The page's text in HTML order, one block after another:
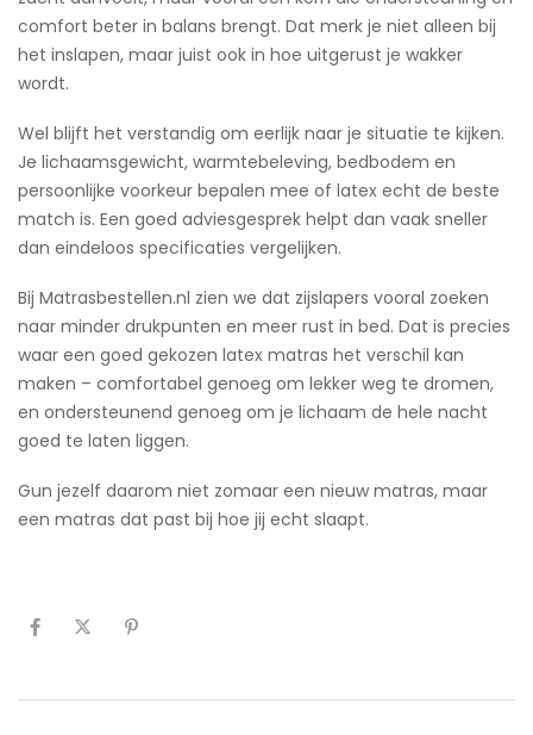
comfort beter in balans brengt. Dat merk je niet alleen bij
het inslapen, maar juist ook in hoe uitgerust je wakker
wordt.
Wel blijft het verstandig om eerlijk naar je situatie te kijken.
Je lichaamsgewicht, warmtebeleving, bedbodem en
persoonlijke voorkeur bepalen mee of latex echt de beste
match is. Een goed adviesgesprek helpt dan vaak sneller
dan eindeloos specificaties vergelijken.
Bij Matrasbestellen.nl zien we dat zijslapers vooral zoeken
naar minder drukpunten en meer rust in bed. Dat is precies
waar een goed gekozen latex matras het verschil kan
maken – comfortabel genoeg om lekker weg te dromen,
en ondersteunend genoeg om je lichaam de hele nacht
goed te laten liggen.
Gun jezelf daarom niet zomaar een nieuw matras, maar
een matras dat past bij hoe jij echt slaapt.